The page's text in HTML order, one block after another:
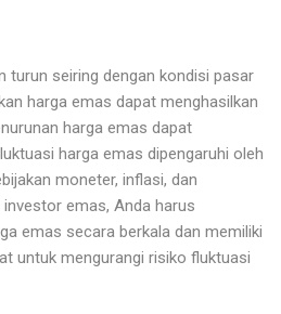
turun seiring dengan kondisi pasar
harga emas dapat menghasilkan
harga emas dapat
harga emas dipengaruhi oleh
moneter, inflasi, dan
emas, Anda harus
emas secara berkala dan memiliki
untuk mengurangi risiko fluktuasi